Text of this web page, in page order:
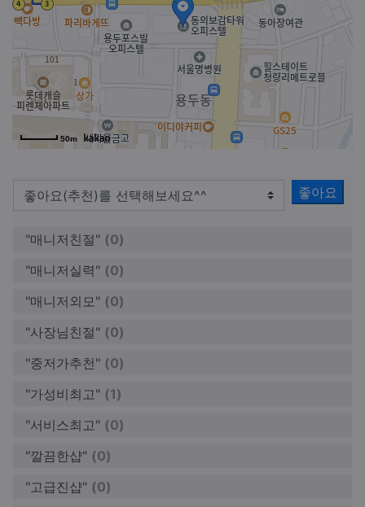
50m
좋아요
"매니저친절" (0)
"매니저실력" (0)
"매니저외모" (0)
"사장님친절" (0)
"중저가추천" (0)
"가성비최고" (1)
"서비스최고" (0)
"깔끔한샵" (0)
"고급진샵" (0)